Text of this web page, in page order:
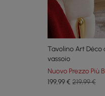
Tavolino Art
vassoio
Nuovo Prezzo Più
199,99€ 219,99 €